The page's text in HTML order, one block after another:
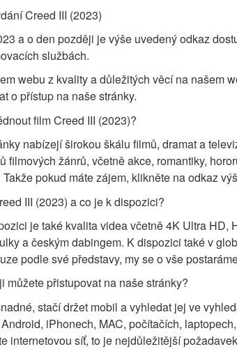
Creed III (2023)
a o den později je výše uvedený odkaz
službách.
webu z kvality a důležitých věcí na našem
o přístup na naše stránky.
film Creed III (2023)?
nabízejí širokou škálu filmů, dramat a
žánrů, včetně akce, romantiky,
pokud máte zájem, klikněte na odkaz
III (2023) a co je k dispozici?
je také kvalita videa včetně 4K Ultra HD,
a českým dabingem. K dispozici také v
podle své představy, my se o vše
můžete přistupovat na naše stránky?
stačí držet mobil a vyhledat jej ve
iPhonech, MAC, počítačích,
internetovou síť, to je nejdůležitější